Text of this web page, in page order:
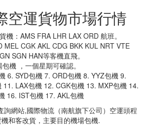
空運貨物市場行情
機：AMS FRA LHR LAX ORD 航班。
MEL CGK AKL CDG BKK KUL NRT VTE
SGN HAN等客機直飛。
機 ，一個星期可確認。
6. SYD包機 7. ORD包機 8. YYZ包機 9.
11. LAX包機 12. CGK包機 13. MXP包機 14.
16. IST包機 17. AKL包機
詢網站,國際物流（南航旗下公司）空運頭程
和客改貨，主要目的機場包機.